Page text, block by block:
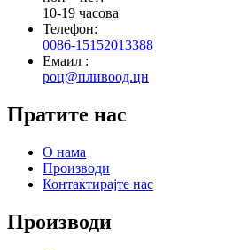
10-19 часова
Телефон:
0086-15152013388
Емаил :
роц@пливоод.цн
Пратите нас
О нама
Производи
Контактирајте нас
Производи